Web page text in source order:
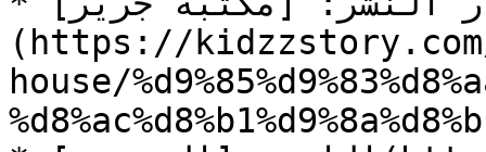
(https://
house/